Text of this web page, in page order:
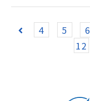
4 5 6
12